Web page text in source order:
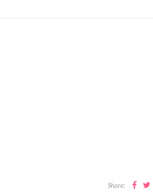
Share: